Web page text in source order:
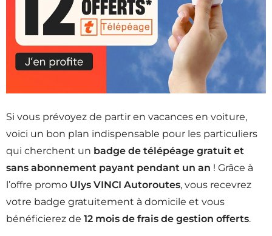
Si vous prévoyez de partir en vacances en voiture,
voici un bon plan indispensable pour les particuliers
qui cherchent un badge de télépéage gratuit et
sans abonnement payant pendant un an ! Grâce à
l’offre promo Ulys VINCI Autoroutes, vous recevrez
votre badge gratuitement à domicile et vous
bénéficierez de 12 mois de frais de gestion offerts.